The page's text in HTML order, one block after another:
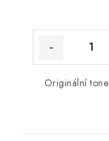
Originální